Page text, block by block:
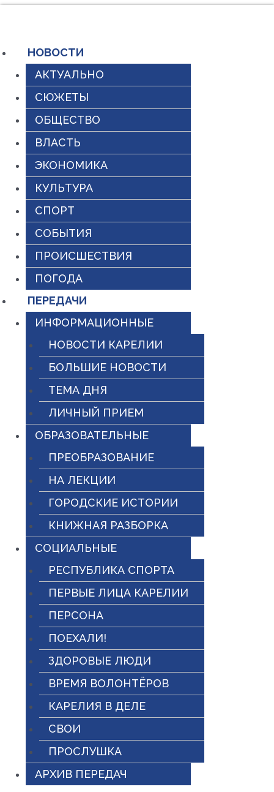
содержимому
НОВОСТИ
АКТУАЛЬНО
СЮЖЕТЫ
ОБЩЕСТВО
ВЛАСТЬ
ЭКОНОМИКА
КУЛЬТУРА
СПОРТ
СОБЫТИЯ
ПРОИСШЕСТВИЯ
ПОГОДА
ПЕРЕДАЧИ
ИНФОРМАЦИОННЫЕ
НОВОСТИ КАРЕЛИИ
БОЛЬШИЕ НОВОСТИ
ТЕМА ДНЯ
ЛИЧНЫЙ ПРИЕМ
ОБРАЗОВАТЕЛЬНЫЕ
ПРЕОБРАЗОВАНИЕ
НА ЛЕКЦИИ
ГОРОДСКИЕ ИСТОРИИ
КНИЖНАЯ РАЗБОРКА
СОЦИАЛЬНЫЕ
РЕСПУБЛИКА СПОРТА
ПЕРВЫЕ ЛИЦА КАРЕЛИИ
ПЕРСОНА
ПОЕХАЛИ!
ЗДОРОВЫЕ ЛЮДИ
ВРЕМЯ ВОЛОНТЁРОВ
КАРЕЛИЯ В ДЕЛЕ
СВОИ
ПРОСЛУШКА
АРХИВ ПЕРЕДАЧ